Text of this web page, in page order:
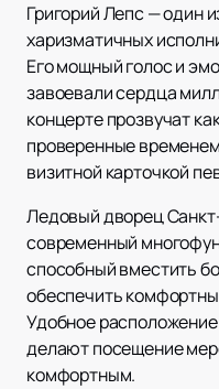
Григорий Лепс — один
харизматичных
Его мощный голос и
завоевали сердца
концерте прозвучат
проверенные
визитной карточкой
Ледовый дворец
современный
способный вместить
обеспечить
Удобное
делают посещение
комфортным.